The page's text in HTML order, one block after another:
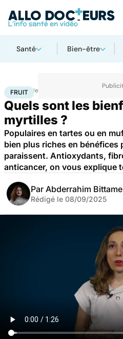
Santé Bien-être
Accueil Bien-être
FRUIT
Quels sont les
myrtilles ?
Populaires en tartes ou en
bien plus riches en bénéfices
paraissent. Antioxydants,
anticancer, on vous explique
Par Abderrahim Bittame
Rédigé le 08/09/2025